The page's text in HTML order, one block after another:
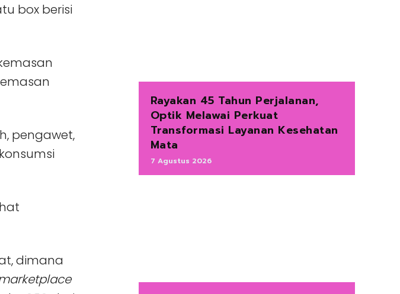
box berisi
pengawet,
dimana
Rayakan 45 Tahun Perjalanan,
Optik Melawai Perkuat
Transformasi Layanan Kesehatan
Mata
7 Agustus 2026